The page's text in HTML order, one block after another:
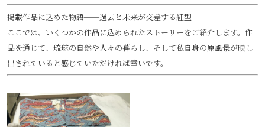
掲載作品に込めた物語──過去と未来が交差する紅型
ここでは、いくつかの作品に込められたストーリーをご紹介します。作
品を通じて、琉球の自然や人々の暮らし、そして私自身の原風景が映し
出されていると感じていただければ幸いです。